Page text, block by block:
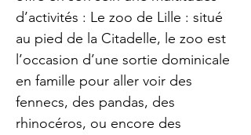
d’activités : Le zoo de Lille : situé
au pied de la Citadelle, le zoo est
l’occasion d’une sortie dominicale
en famille pour aller voir des
fennecs, des pandas, des
rhinocéros, ou encore des